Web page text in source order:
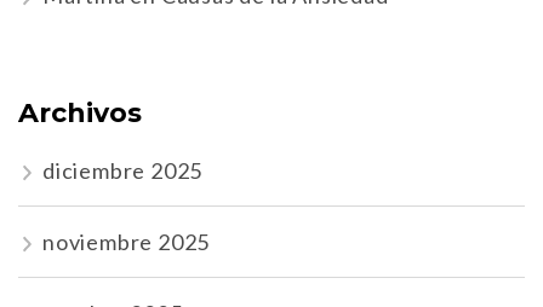
Archivos
diciembre 2025
noviembre 2025